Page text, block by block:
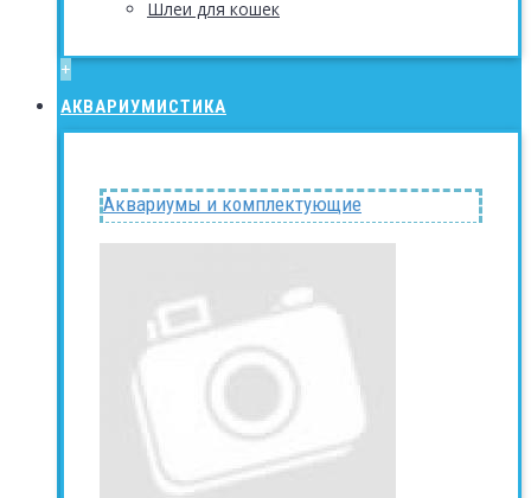
Шлеи для кошек
+
АКВАРИУМИСТИКА
Аквариумы и комплектующие